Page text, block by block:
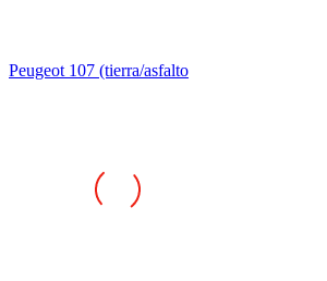
Peugeot 107 (tierra/asfalto